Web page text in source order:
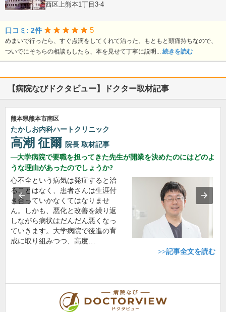
熊本県熊本市西区上熊本1丁目3-4
口コミ: 2件 5
めまいで行ったら、すぐ点滴をしてくれて治った。もともと頭痛持ちなので、
ついでにそちらの相談もしたら、本を見せて丁寧に説明... 続きを読む
【病院なびドクタビュー】ドクター取材記事
熊本県熊本市南区
たかしお内科ハートクリニック
高潮 征爾 院長 取材記事
大学病院で要職を担ってきた先生が開業を決めたのにはどのよ
うな理由があったのでしょうか?
心不全という病気は発症すると治
ることはなく、患者さんは生涯付
き合っていかなくてはなりませ
ん。しかも、悪化と改善を繰り返
しながら病状はだんだん悪くなっ
ていきます。大学病院で後進の育
成に取り組みつつ、高度…
>>記事全文を読む